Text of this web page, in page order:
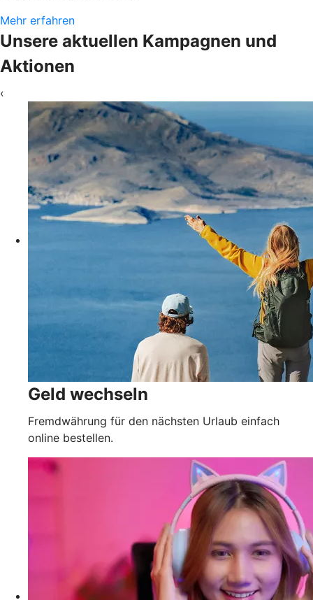
Mehr erfahren
Unsere aktuellen Kampagnen und
Aktionen
‹
Geld wechseln
Fremdwährung für den nächsten Urlaub einfach
online bestellen.